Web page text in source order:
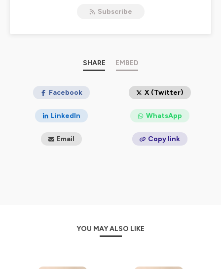
Subscribe
SHARE EMBED
Facebook X (Twitter)
LinkedIn WhatsApp
Email Copy link
YOU MAY ALSO LIKE